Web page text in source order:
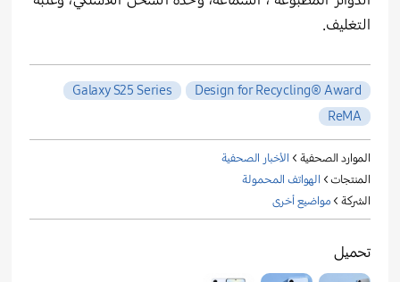
التغليف.
Design for Recycling® Award
Galaxy S25 Series
ReMA
الموارد الصحفية > الأخبار الصحفية
المنتجات > الهواتف المحمولة
الشركة > مواضيع أخرى
تحميل